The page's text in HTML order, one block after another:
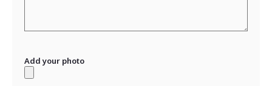
Add your photo